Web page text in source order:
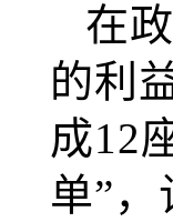
在
的利
成12
单”